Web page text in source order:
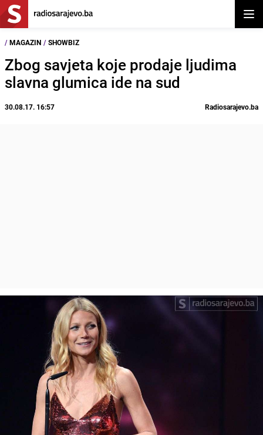
/ MAGAZIN / SHOWBIZ
Zbog savjeta koje prodaje ljudima
slavna glumica ide na sud
30.08.17. 16:57 Radiosarajevo.ba